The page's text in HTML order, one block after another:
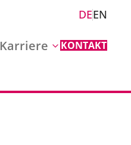
Karriere KONTAKT
DEEN